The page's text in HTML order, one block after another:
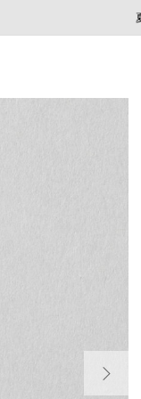
ご注文い
ご注文い